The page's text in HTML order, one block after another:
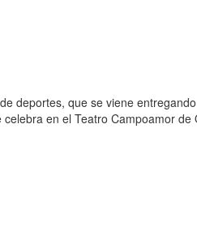
deportes, que se viene
en el Teatro Campoamor de